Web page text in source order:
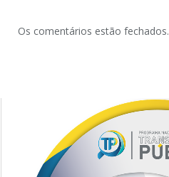
Os comentários estão fechados.